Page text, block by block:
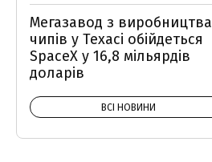
Мегазавод з виробництва
чипів у Техасі обійдеться
SpaceX у 16,8 мільярдів
доларів
ВСІ НОВИНИ